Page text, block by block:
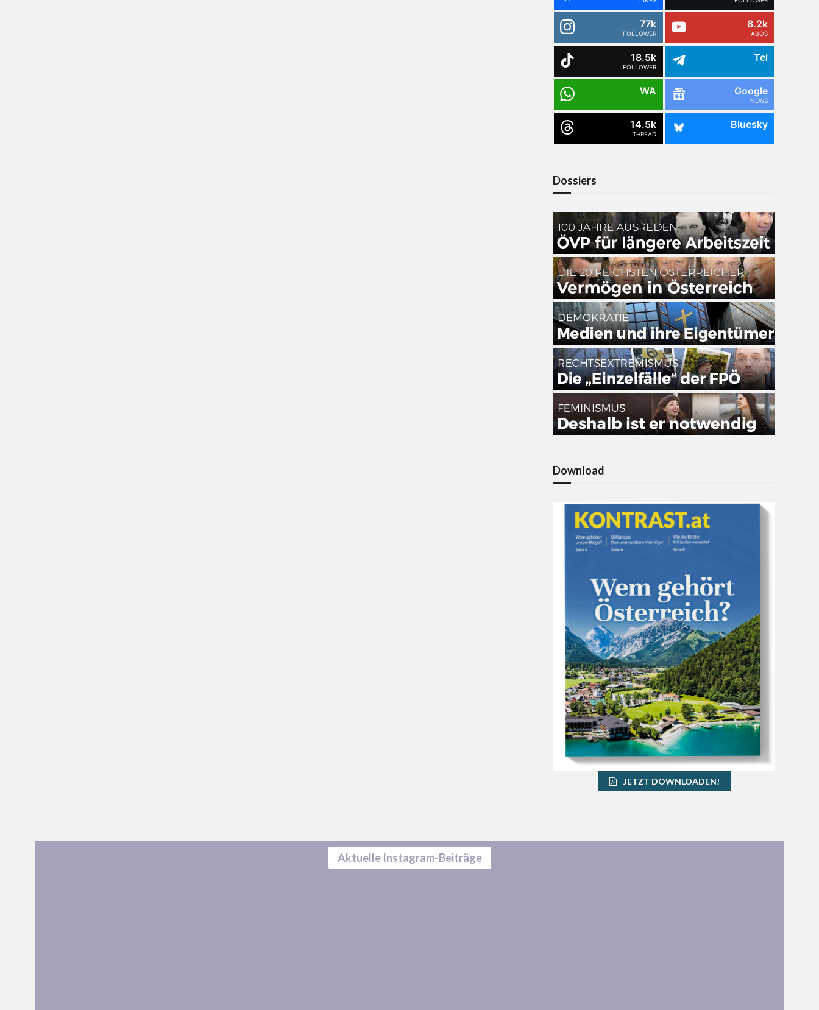
77k
FOLLOWER
8.2k
ABOS
18.5k
FOLLOWER
Tel
WA Google
NEWS
14.5k
THREAD
Bluesky
Dossiers
Download
JETZT DOWNLOADEN!
Aktuelle Instagram-Beiträge